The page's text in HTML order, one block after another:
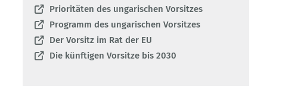
Prioritäten des ungarischen Vorsitzes
Programm des ungarischen Vorsitzes
Der Vorsitz im Rat der EU
Die künftigen Vorsitze bis 2030